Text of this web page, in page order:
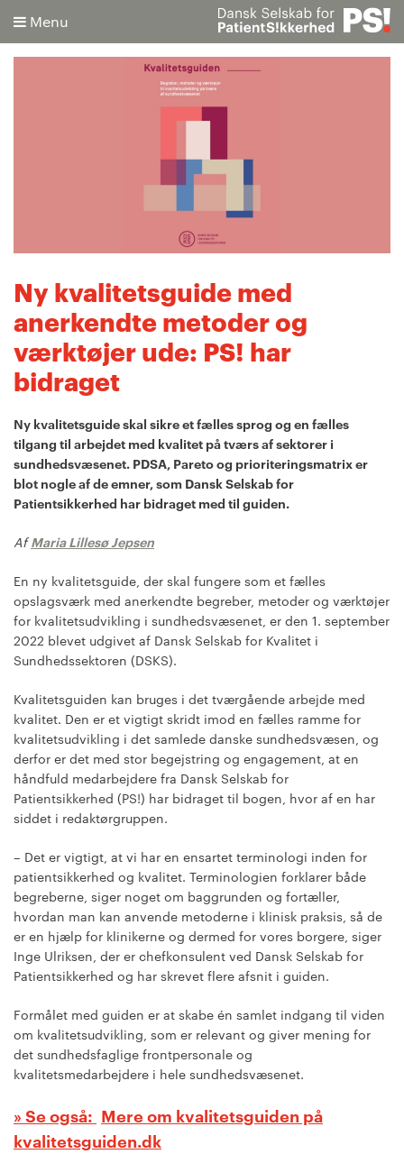
Menu
Søg
Ny kvalitetsguide med
anerkendte metoder og
værktøjer ude: PS! har
bidraget
Ny kvalitetsguide skal sikre et fælles sprog og en fælles
tilgang til arbejdet med kvalitet på tværs af sektorer i
sundhedsvæsenet. PDSA, Pareto og prioriteringsmatrix er
blot nogle af de emner, som Dansk Selskab for
Patientsikkerhed har bidraget med til guiden.
AfMaria Lillesø Jepsen
En ny kvalitetsguide, der skal fungere som et fælles
opslagsværk med anerkendte begreber, metoder og værktøjer
for kvalitetsudvikling i sundhedsvæsenet, er den 1. september
2022 blevet udgivet af Dansk Selskab for Kvalitet i
Sundhedssektoren (DSKS).
Kvalitetsguiden kan bruges i det tværgående arbejde med
kvalitet. Den er et vigtigt skridt imod en fælles ramme for
kvalitetsudvikling i det samlede danske sundhedsvæsen, og
derfor er det med stor begejstring og engagement, at en
håndfuld medarbejdere fra Dansk Selskab for
Patientsikkerhed (PS!) har bidraget til bogen, hvor af en har
siddet i redaktørgruppen.
– Det er vigtigt, at vi har en ensartet terminologi inden for
patientsikkerhed og kvalitet. Terminologien forklarer både
begreberne, siger noget om baggrunden og fortæller,
hvordan man kan anvende metoderne i klinisk praksis, så de
er en hjælp for klinikerne og dermed for vores borgere, siger
Inge Ulriksen, der er chefkonsulent ved Dansk Selskab for
Patientsikkerhed og har skrevet flere afsnit i guiden.
Formålet med guiden er at skabe én samlet indgang til viden
om kvalitetsudvikling, som er relevant og giver mening for
det sundhedsfaglige frontpersonale og
kvalitetsmedarbejdere i hele sundhedsvæsenet.
Mere om kvalitetsguiden på
kvalitetsguiden.dk